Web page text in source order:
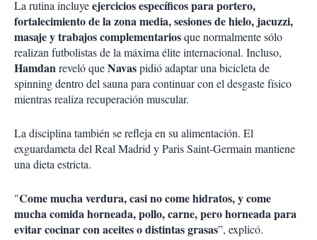
La rutina incluyeejercicios específicos para portero,
fortalecimiento de la zona media, sesiones de hielo, jacuzzi,
masaje y trabajos complementariosque normalmente sólo
realizan futbolistas de la máxima élite internacional. Incluso,
Hamdanreveló queNavaspidió adaptar una bicicleta de
spinning dentro del sauna para continuar con el desgaste físico
mientras realiza recuperación muscular.
La disciplina también se refleja en su alimentación. El
exguardameta delReal MadridyParis Saint-Germainmantiene
una dieta estricta.
"Come mucha verdura, casi no come hidratos, y come
mucha comida horneada, pollo, carne, pero horneada para
evitar cocinar con aceites o distintas grasas”, explicó.